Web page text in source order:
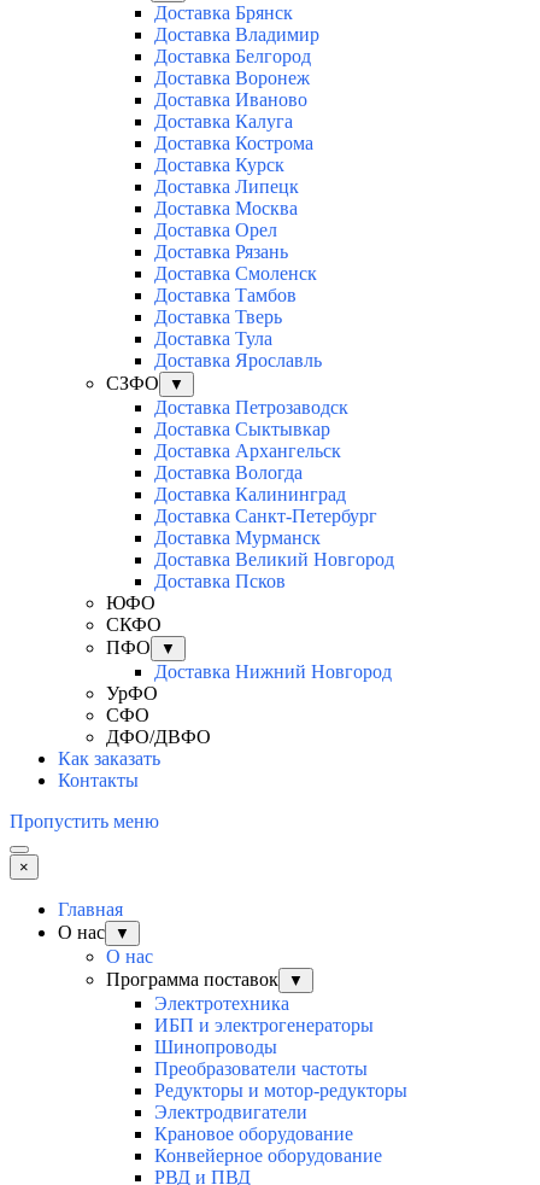
Доставка Брянск
Доставка Владимир
Доставка Белгород
Доставка Воронеж
Доставка Иваново
Доставка Калуга
Доставка Кострома
Доставка Курск
Доставка Липецк
Доставка Москва
Доставка Орел
Доставка Рязань
Доставка Смоленск
Доставка Тамбов
Доставка Тверь
Доставка Тула
Доставка Ярославль
СЗФО
▼
Доставка Петрозаводск
Доставка Сыктывкар
Доставка Архангельск
Доставка Вологда
Доставка Калининград
Доставка Санкт-Петербург
Доставка Мурманск
Доставка Великий Новгород
Доставка Псков
ЮФО
СКФО
ПФО
▼
Доставка Нижний Новгород
УрФО
СФО
ДФО/ДВФО
Как заказать
Контакты
Пропустить меню
×
Главная
О нас
▼
О нас
Программа поставок
▼
Электротехника
ИБП и электрогенераторы
Шинопроводы
Преобразователи частоты
Редукторы и мотор-редукторы
Электродвигатели
Крановое оборудование
Конвейерное оборудование
РВД и ПВД